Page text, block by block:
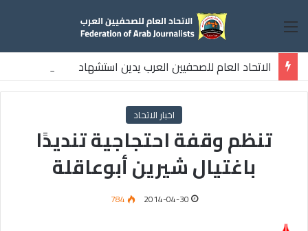
القائمة
الاتحاد العام للصحفيين العرب يدين استشهاد
ثلاثة صحفيين فلسطينيين باستهداف إسرائيلي وسط قطاع غزة
اخبار الاتحاد
تنظم وقفة احتجاجية تنديدًا
باغتيال شيرين أبوعاقلة
2014-04-30
784